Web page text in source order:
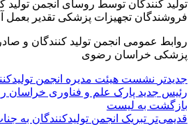
تولید کنندگان توسط روسای انجمن تولید
فروشندگان تجهیزات پزشکی تقدیر بعمل
روابط عمومی انجمن تولید کنندگان و
پزشکی خراسان رضوی
جدیدتر نشست هیئت مدیره انجمن
رئیس جدید پارک علم و فناوری خراسان
بازگشت به لیست
قدیمی‌تر تبریک انجمن تولیدکنندگان به